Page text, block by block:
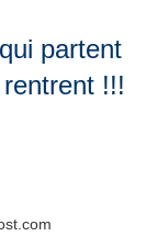
partent
!!!